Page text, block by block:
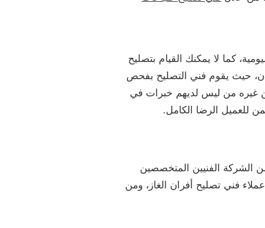
كما لا يمكنك القيام بتصليح
حيث يقوم فني التصليح بفحص
غيره من ليس لديهم خبرات في
للعميل الرضا الكامل.
الشركة الفنيين المتخصصين
فني تصليح أفران الغاز، ومن